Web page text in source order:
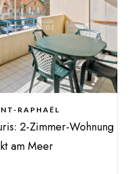
RAPHAËL
2-Zimmer-Wohnung
am Meer